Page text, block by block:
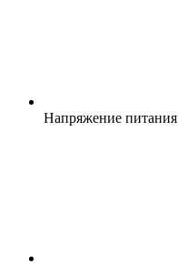
Напряжение питания